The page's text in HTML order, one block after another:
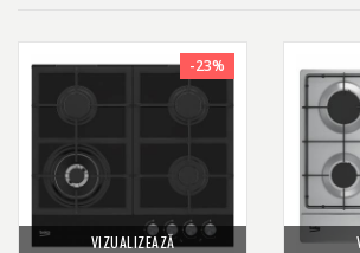
VIZUALIZEAZĂ
-23%